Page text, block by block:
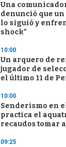
Una
denunció que
lo siguió y
shock"
10:00
Un arquero de
jugador de
el último 11 de
10:00
Senderismo en
practica el
recaudos tomar
09:25